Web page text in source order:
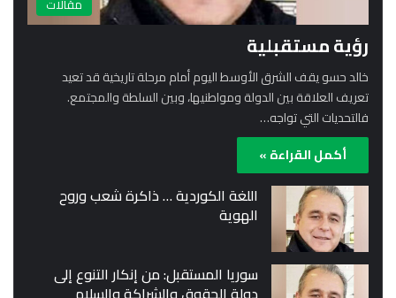
مقالات
رؤية مستقبلية
خالد حسو يقف الشرق الأوسط اليوم أمام مرحلة تاريخية قد تعيد
تعريف العلاقة بين الدولة ومواطنيها، وبين السلطة والمجتمع.
فالتحديات التي تواجه…
أكمل القراءة »
اللغة الكوردية … ذاكرة شعب وروح
الهوية
سوريا المستقبل: من إنكار التنوع إلى